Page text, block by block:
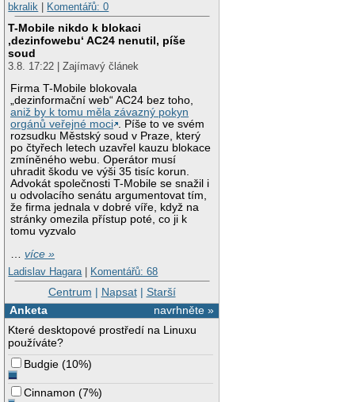
bkralik
Komentářů: 0
T-Mobile nikdo k blokaci
‚dezinfowebu‘ AC24 nenutil, píše
soud
3.8. 17:22 | Zajímavý článek
Firma T-Mobile blokovala
„dezinformační web“ AC24 bez toho,
aniž by k tomu měla závazný pokyn
orgánů veřejné moci . Píše to ve svém
rozsudku Městský soud v Praze, který
po čtyřech letech uzavřel kauzu blokace
zmíněného webu. Operátor musí
uhradit škodu ve výši 35 tisíc korun.
Advokát společnosti T-Mobile se snažil i
u odvolacího senátu argumentovat tím,
že firma jednala v dobré víře, když na
stránky omezila přístup poté, co ji k
tomu vyzvalo
…více »
Ladislav Hagara | Komentářů: 68
Centrum | Napsat| Starší
navrhněte »
Anketa
Které desktopové prostředí na Linuxu
používáte?
Budgie (10%)
Cinnamon (7%)